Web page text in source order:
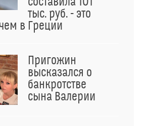
тыс. руб. - это
в Греции
Пригожин
высказался о
банкротстве
сына Валерии